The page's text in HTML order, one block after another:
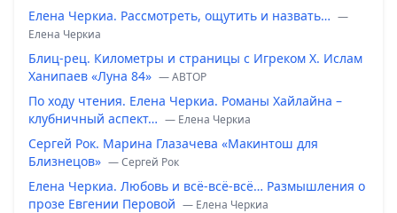
Елена Черкиа. Рассмотреть, ощутить и назвать… —
Елена Черкиа
Блиц-рец. Километры и страницы с Игреком Х. Ислам
Ханипаев «Луна 84» — ABTOP
По ходу чтения. Елена Черкиа. Романы Хайлайна –
клубничный аспект… — Елена Черкиа
Сергей Рок. Марина Глазачева «Макинтош для
Близнецов» — Сергей Рок
Елена Черкиа. Любовь и всё-всё-всё… Размышления о
прозе Евгении Перовой — Елена Черкиа